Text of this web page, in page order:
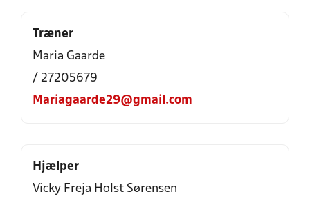
Træner
Maria Gaarde
/ 27205679
Mariagaarde29@gmail.com
Hjælper
Vicky Freja Holst Sørensen